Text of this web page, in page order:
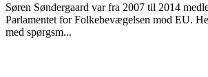
Søren Søndergaard var fra 2007 til 2014
Parlamentet for Folkebevægelsen mod EU.
med spørgsm...